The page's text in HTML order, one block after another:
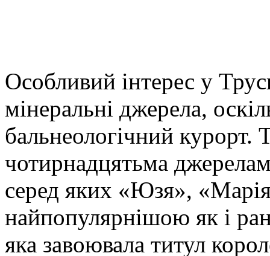
Особливий інтерес у
мінеральні джерела,
бальнеологічний курорт.
чотирнадцятьма
серед яких «Юзя»,
найпопулярнішою як і
яка завоювала титул